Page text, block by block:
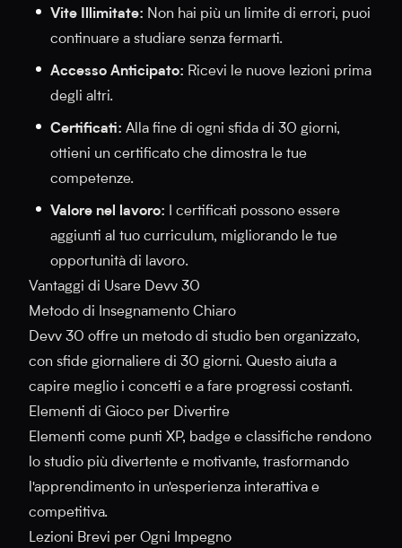
Vite Illimitate: Non hai più un limite di errori, puoi
continuare a studiare senza fermarti.
Accesso Anticipato: Ricevi le nuove lezioni prima
degli altri.
Certificati: Alla fine di ogni sfida di 30 giorni,
ottieni un certificato che dimostra le tue
competenze.
Valore nel lavoro: I certificati possono essere
aggiunti al tuo curriculum, migliorando le tue
opportunità di lavoro.
Vantaggi di Usare Devv 30
Metodo di Insegnamento Chiaro
Devv 30 offre un metodo di studio ben organizzato,
con sfide giornaliere di 30 giorni. Questo aiuta a
capire meglio i concetti e a fare progressi costanti.
Elementi di Gioco per Divertire
Elementi come punti XP, badge e classifiche rendono
lo studio più divertente e motivante, trasformando
l'apprendimento in un'esperienza interattiva e
competitiva.
Lezioni Brevi per Ogni Impegno